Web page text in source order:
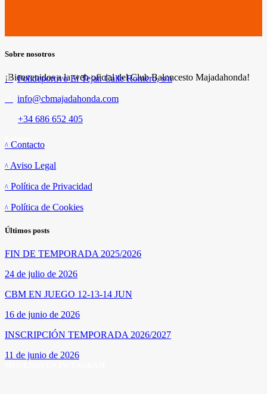
Sobre nosotros
¡Bienvenidos a la web oficial del Club Baloncesto Majadahonda!
Polideportivo El Tejar. Calle Romero, s/n
info@cbmajadahonda.com
+34 686 652 405
Contacto
Aviso Legal
Política de Privacidad
Política de Cookies
Últimos posts
FIN DE TEMPORADA 2025/2026
24 de julio de 2026
CBM EN JUEGO 12-13-14 JUN
16 de junio de 2026
INSCRIPCIÓN TEMPORADA 2026/2027
11 de junio de 2026